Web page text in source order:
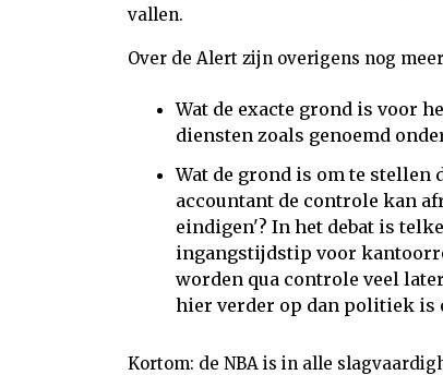
vallen.
Over de Alert zijn overigens nog
Wat de exacte grond is voor
diensten zoals genoemd
Wat de grond is om te
accountant de controle kan
eindigen'? In het debat is
ingangstijdstip voor
worden qua controle veel
hier verder op dan politiek is
Kortom: de NBA is in alle